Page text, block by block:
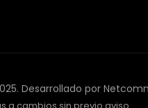
Desarrollado por